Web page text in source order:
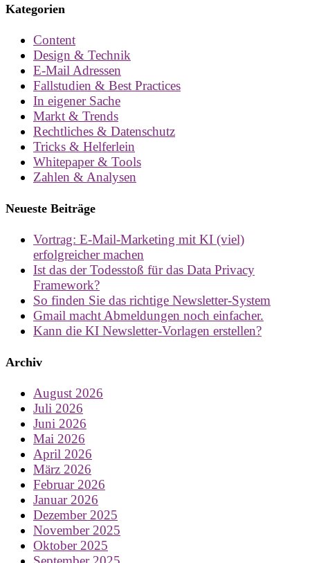
Kategorien
Content
Design & Technik
E-Mail Adressen
Fallstudien & Best Practices
In eigener Sache
Markt & Trends
Rechtliches & Datenschutz
Tricks & Helferlein
Whitepaper & Tools
Zahlen & Analysen
Neueste Beiträge
Vortrag: E-Mail-Marketing mit KI (viel)
erfolgreicher machen
Ist das der Todesstoß für das Data Privacy
Framework?
So finden Sie das richtige Newsletter-System
Gmail macht Abmeldungen noch einfacher.
Kann die KI Newsletter-Vorlagen erstellen?
Archiv
August 2026
Juli 2026
Juni 2026
Mai 2026
April 2026
März 2026
Februar 2026
Januar 2026
Dezember 2025
November 2025
Oktober 2025